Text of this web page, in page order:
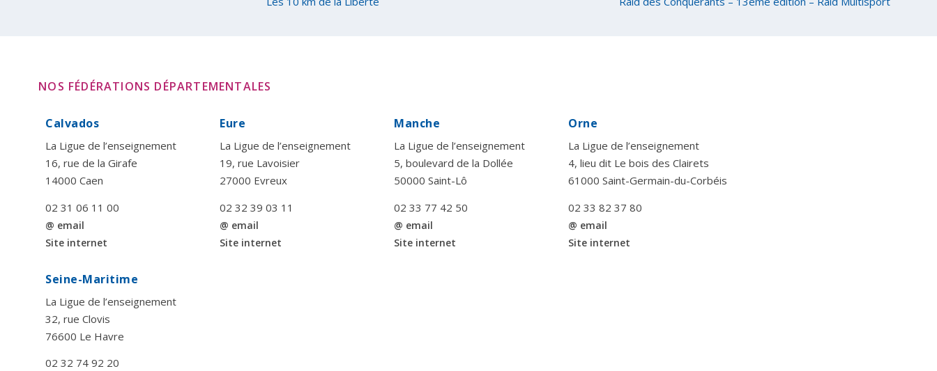
NOS FÉDÉRATIONS DÉPARTEMENTALES
Calvados
La Ligue de l’enseignement
16, rue de la Girafe
14000 Caen
02 31 06 11 00
@ email
Site internet
Eure
La Ligue de l’enseignement
19, rue Lavoisier
27000 Evreux
02 32 39 03 11
@ email
Site internet
Manche
La Ligue de l’enseignement
5, boulevard de la Dollée
50000 Saint-Lô
02 33 77 42 50
@ email
Site internet
Orne
La Ligue de l’enseignement
4, lieu dit Le bois des Clairets
61000 Saint-Germain-du-Corbéis
02 33 82 37 80
@ email
Site internet
Seine-Maritime
La Ligue de l’enseignement
32, rue Clovis
76600 Le Havre
02 32 74 92 20